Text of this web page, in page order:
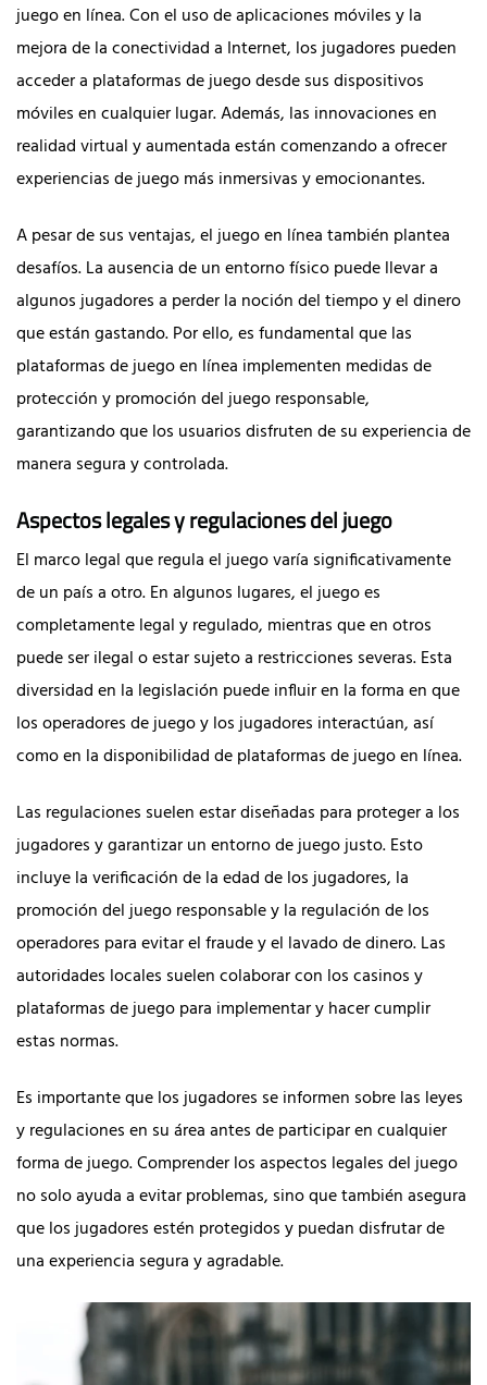
juego en línea. Con el uso de aplicaciones móviles y la
mejora de la conectividad a Internet, los jugadores pueden
acceder a plataformas de juego desde sus dispositivos
móviles en cualquier lugar. Además, las innovaciones en
realidad virtual y aumentada están comenzando a ofrecer
experiencias de juego más inmersivas y emocionantes.
A pesar de sus ventajas, el juego en línea también plantea
desafíos. La ausencia de un entorno físico puede llevar a
algunos jugadores a perder la noción del tiempo y el dinero
que están gastando. Por ello, es fundamental que las
plataformas de juego en línea implementen medidas de
protección y promoción del juego responsable,
garantizando que los usuarios disfruten de su experiencia de
manera segura y controlada.
Aspectos legales y regulaciones del juego
El marco legal que regula el juego varía significativamente
de un país a otro. En algunos lugares, el juego es
completamente legal y regulado, mientras que en otros
puede ser ilegal o estar sujeto a restricciones severas. Esta
diversidad en la legislación puede influir en la forma en que
los operadores de juego y los jugadores interactúan, así
como en la disponibilidad de plataformas de juego en línea.
Las regulaciones suelen estar diseñadas para proteger a los
jugadores y garantizar un entorno de juego justo. Esto
incluye la verificación de la edad de los jugadores, la
promoción del juego responsable y la regulación de los
operadores para evitar el fraude y el lavado de dinero. Las
autoridades locales suelen colaborar con los casinos y
plataformas de juego para implementar y hacer cumplir
estas normas.
Es importante que los jugadores se informen sobre las leyes
y regulaciones en su área antes de participar en cualquier
forma de juego. Comprender los aspectos legales del juego
no solo ayuda a evitar problemas, sino que también asegura
que los jugadores estén protegidos y puedan disfrutar de
una experiencia segura y agradable.